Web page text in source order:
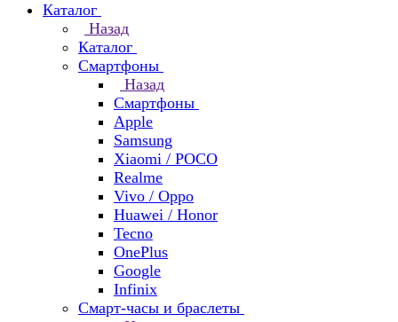
Каталог
Назад
Каталог
Смартфоны
Назад
Смартфоны
Apple
Samsung
Xiaomi / POCO
Realme
Vivo / Oppo
Huawei / Honor
Tecno
OnePlus
Google
Infinix
Смарт-часы и браслеты